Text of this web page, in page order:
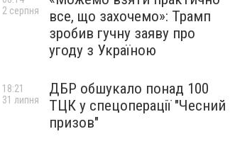
все, що захочемо»: Трамп
зробив гучну заяву про
угоду з Україною
2 серпня
ДБР обшукало понад 100
ТЦК у спецоперації "Чесний
призов"
18:21
31 липня